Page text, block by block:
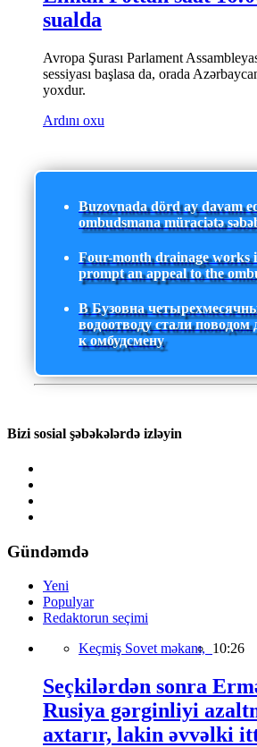
sualda
Avropa Şurası Parlament
sessiyası başlasa da, orada
yoxdur.
Ardını oxu
Buzovnada dörd ay davam
ombudsmana müraciətə
Four-month drainage works
prompt an appeal to the
В Бузовна
водоотводу стали
к омбудсмену
Bizi sosial şəbəkələrdə izləyin
Gündəmdə
Yeni
Populyar
Redaktorun seçimi
Keçmiş Sovet məkanı, 10:26
Seçkilərdən sonra
Rusiya gərginliyi
axtarır, lakin əvvəlki